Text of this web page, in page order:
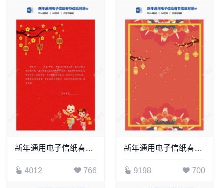
新年通用电子信纸春节信纸背景word模板(18)
4012 766
新年通用电子信纸春节信纸背景word模板(8)
9198 700